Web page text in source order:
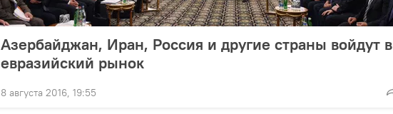
Азербайджан, Иран, Россия и другие страны войдут в
евразийский рынок
8 августа 2016, 19:55